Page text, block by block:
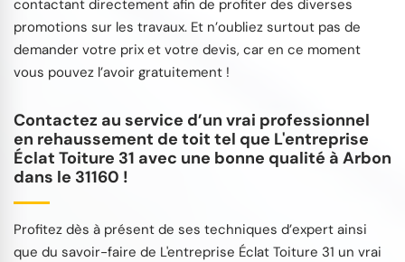
contactant directement afin de profiter des diverses
promotions sur les travaux. Et n’oubliez surtout pas de
demander votre prix et votre devis, car en ce moment
vous pouvez l’avoir gratuitement !
Contactez au service d’un vrai professionnel
en rehaussement de toit tel que L'entreprise
Éclat Toiture 31 avec une bonne qualité à Arbon
dans le 31160 !
Profitez dès à présent de ses techniques d’expert ainsi
que du savoir-faire de L'entreprise Éclat Toiture 31 un vrai